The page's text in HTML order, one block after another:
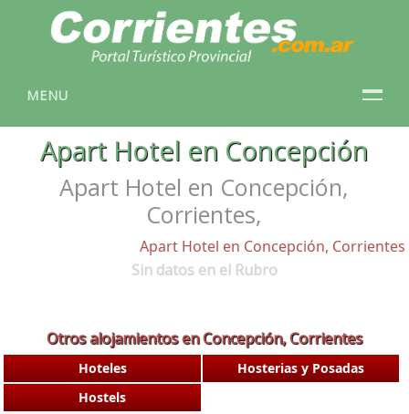
MENU
Apart Hotel en Concepción
Apart Hotel en Concepción,
Corrientes,
Apart Hotel en Concepción, Corrientes
Sin datos en el Rubro
Otros alojamientos en Concepción, Corrientes
Hoteles
Hosterias y Posadas
Hostels